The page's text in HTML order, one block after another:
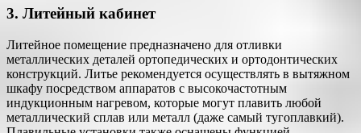
3. Литейный кабинет
Литейное помещение предназначено для отливки
металлических деталей ортопедических и ортодонтических
конструкций. Литье рекомендуется осуществлять в вытяжном
шкафу посредством аппаратов с высокочастотным
индукционным нагревом, которые могут плавить любой
металлический сплав или металл (даже самый тугоплавкий).